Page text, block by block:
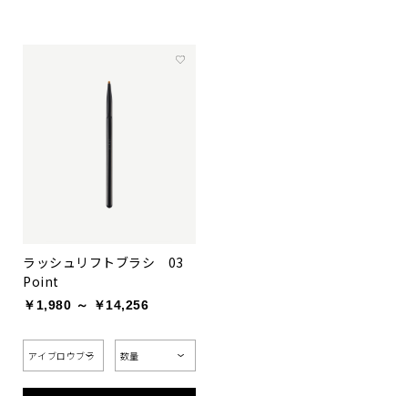
ラッシュリフトブラシ 03
Point
￥1,980 ～ ￥14,256